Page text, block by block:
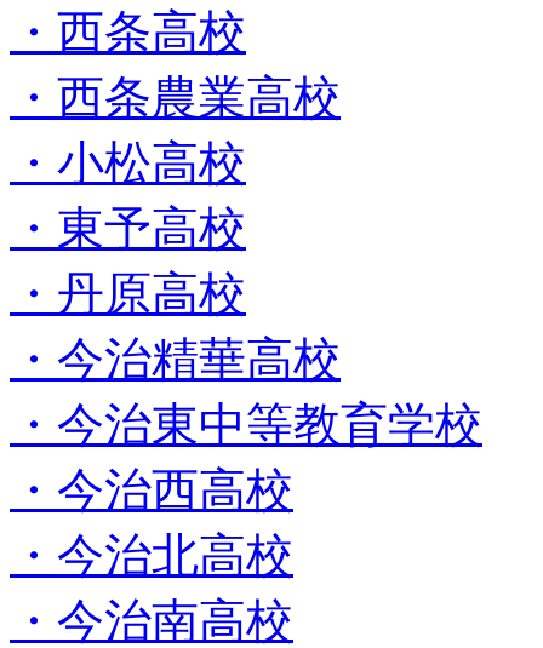
・西条高校
・西条農業高校
・小松高校
・東予高校
・丹原高校
・今治精華高校
・今治東中等教育学校
・今治西高校
・今治北高校
・今治南高校